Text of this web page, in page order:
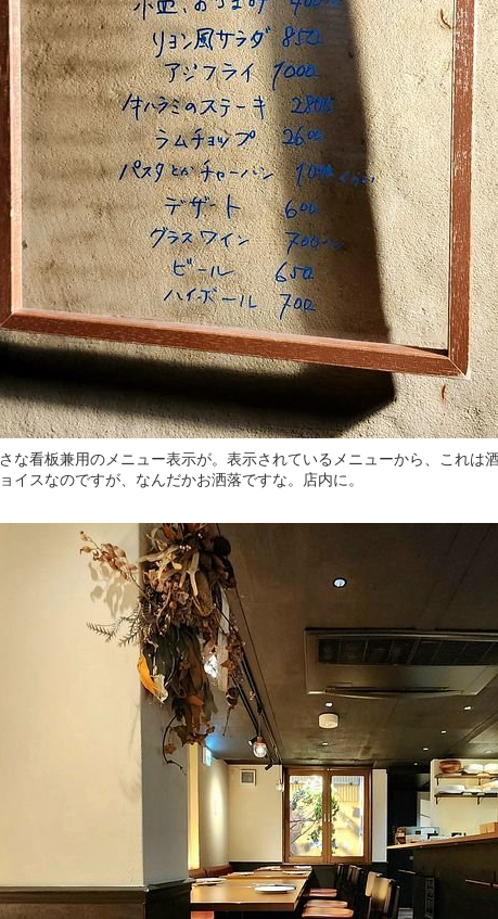
な看板兼用のメニュー表示が。表示されているメニューから、これは
イスなのですが、なんだかお洒落ですな。店内に。